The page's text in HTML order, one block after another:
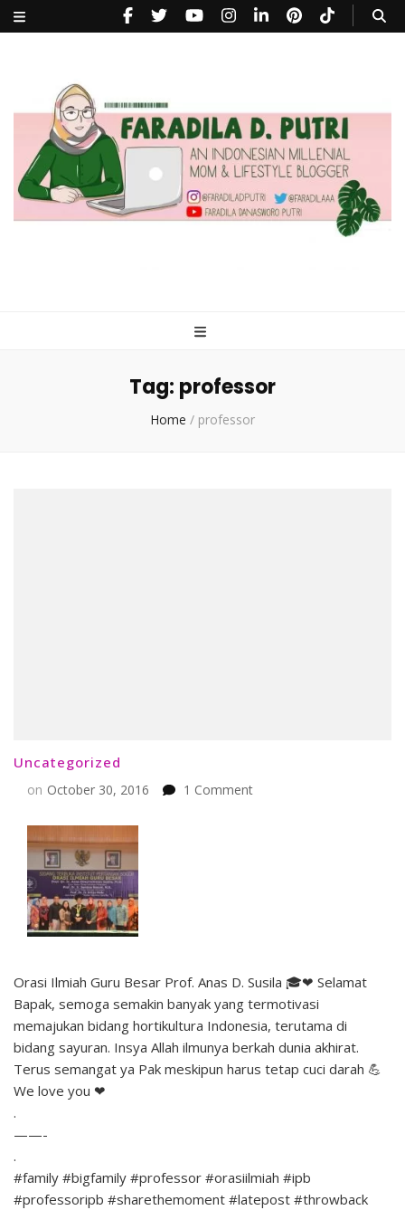
Tag: professor
Home / professor
Uncategorized
on October 30, 2016 1 Commenton
Orasi Ilmiah Guru Besar Prof. Anas D. Susila 🎓❤ Selamat
Bapak, semoga semakin banyak yang termotivasi
memajukan bidang hortikultura Indonesia, terutama di
bidang sayuran. Insya Allah ilmunya berkah dunia akhirat.
Terus semangat ya Pak meskipun harus tetap cuci darah 💪
We love you ❤
.
——-
.
#family #bigfamily #professor #orasiilmiah #ipb
#professoripb #sharethemoment #latepost #throwback